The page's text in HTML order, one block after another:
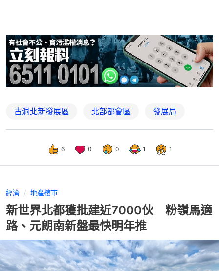
古洞北新發展區 北部都會區 發展局
6 0 0 1 1
經濟 地產樓市
新世界北都獲批建近7000伙 粉嶺馬適
路、元朗南新盤最快明年推